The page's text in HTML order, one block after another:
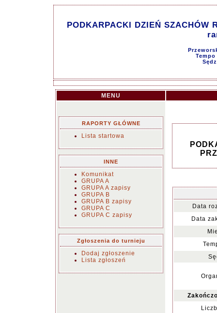
PODKARPACKI DZIEŃ SZACHÓW
MENU
RAPORTY GŁÓWNE
Lista startowa
INNE
Komunikat
GRUPA A
GRUPA A zapisy
GRUPA B
GRUPA B zapisy
GRUPA C
GRUPA C zapisy
Zgłoszenia do turnieju
Dodaj zgłoszenie
Lista zgłoszeń
Data
Data